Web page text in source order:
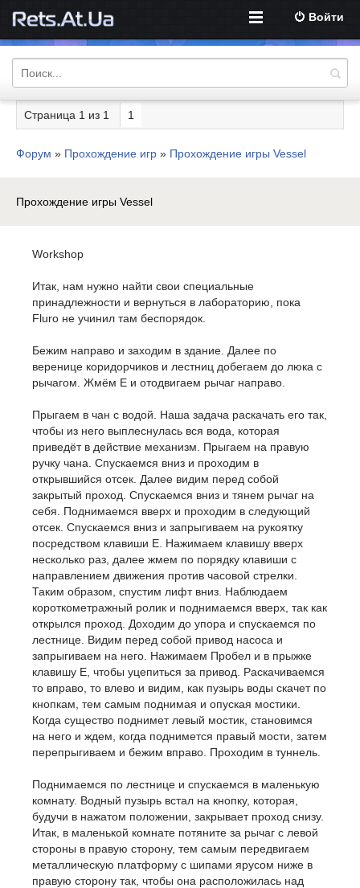
Войти
Страница 1 из 1 1
Форум » Прохождение игр » Прохождение игры Vessel
Прохождение игры Vessel
Workshop
Итак, нам нужно найти свои специальные
принадлежности и вернуться в лабораторию, пока
Fluro не учинил там беспорядок.
Бежим направо и заходим в здание. Далее по
веренице коридорчиков и лестниц добегаем до люка с
рычагом. Жмём E и отодвигаем рычаг направо.
Прыгаем в чан с водой. Наша задача раскачать его так,
чтобы из него выплеснулась вся вода, которая
приведёт в действие механизм. Прыгаем на правую
ручку чана. Спускаемся вниз и проходим в
открывшийся отсек. Далее видим перед собой
закрытый проход. Спускаемся вниз и тянем рычаг на
себя. Поднимаемся вверх и проходим в следующий
отсек. Спускаемся вниз и запрыгиваем на рукоятку
посредством клавиши E. Нажимаем клавишу вверх
несколько раз, далее жмем по порядку клавиши с
направлением движения против часовой стрелки.
Таким образом, спустим лифт вниз. Наблюдаем
короткометражный ролик и поднимаемся вверх, так как
открылся проход. Доходим до упора и спускаемся по
лестнице. Видим перед собой привод насоса и
запрыгиваем на него. Нажимаем Пробел и в прыжке
клавишу E, чтобы уцепиться за привод. Раскачиваемся
то вправо, то влево и видим, как пузырь воды скачет по
кнопкам, тем самым поднимая и опуская мостики.
Когда существо поднимет левый мостик, становимся
на него и ждем, когда поднимется правый мости, затем
перепрыгиваем и бежим вправо. Проходим в туннель.
Поднимаемся по лестнице и спускаемся в маленькую
комнату. Водный пузырь встал на кнопку, которая,
будучи в нажатом положении, закрывает проход снизу.
Итак, в маленькой комнате потяните за рычаг с левой
стороны в правую сторону, тем самым передвигаем
металлическую платформу с шипами ярусом ниже в
правую сторону так, чтобы она расположилась над